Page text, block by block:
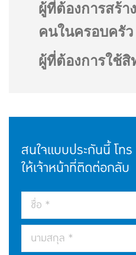
ผู้ที่ต้องการสร้า
คนในครอบครัว
ผู้ที่ต้องการใช้
สนใจแบบประกันนี้ โทร
ให้เจ้าหน้าที่ติดต่อกลับ